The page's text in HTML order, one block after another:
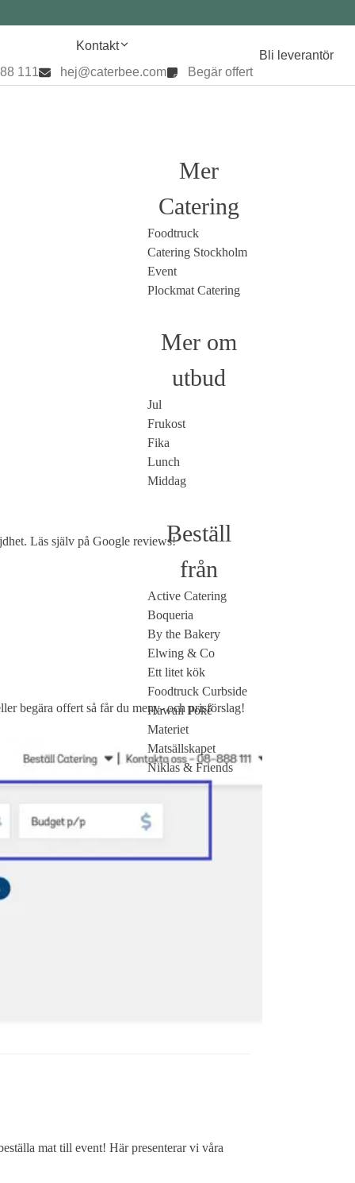
Kontakt
111
hej@caterbee.com Begär offert
Bli leverantör
Läs själv på Google reviews!
begära offert så får du meny- och prisförslag!
mat till event! Här presenterar vi våra
Mer
Catering
Foodtruck
Catering Stockholm
Event
Plockmat Catering
Mer om
utbud
Jul
Frukost
Fika
Lunch
Middag
Beställ
från
Active Catering
Boqueria
By the Bakery
Elwing & Co
Ett litet kök
Foodtruck Curbside
Hawaii Poké
Materiet
Matsällskapet
Niklas & Friends